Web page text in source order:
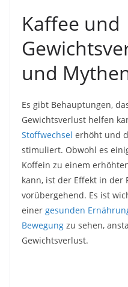
Kaffee und
und
Es gibt Behauptungen,
Gewichtsverlust helfen
Stoffwechsel erhöht und
stimuliert. Obwohl es
Koffein zu einem
kann, ist der Effekt in der
vorübergehend. Es ist
einer gesunden
Bewegung zu sehen,
Gewichtsverlust.